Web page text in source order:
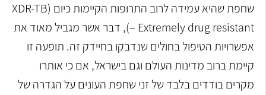
שחפת שהיא עמידה לרוב התרופות הקיימות כיום (XDR-TB
– Extremely drug resistant), דבר אשר מגביל מאוד את
אפשרויות הטיפול בחולים שנדבקו בחיידק זה. תופעה זו
קיימת ברוב מדינות העולם וגם בישראל, אם כי אותרו
מקרים בודדים בלבד של זני שחפת העונים על הגדרה של